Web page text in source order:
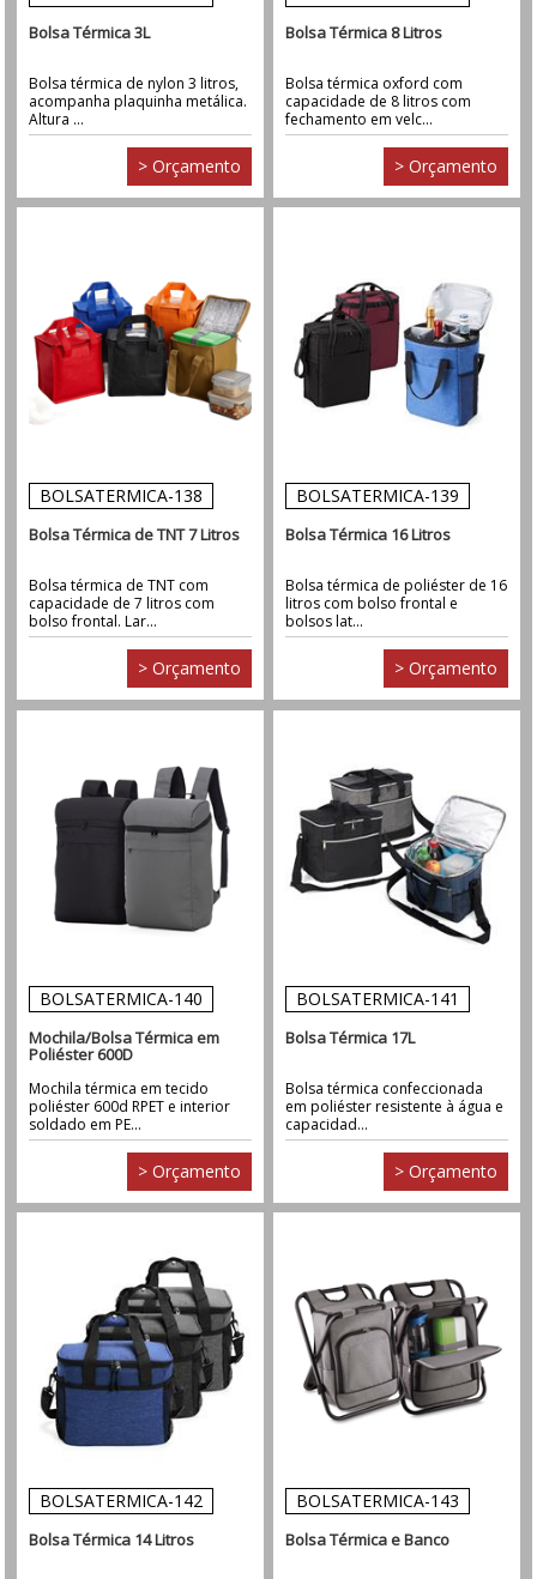
Bolsa Térmica 3L
Bolsa térmica de nylon 3 litros,
acompanha plaquinha metálica.
Altura ...
> Orçamento
Bolsa Térmica 8 Litros
Bolsa térmica oxford com
capacidade de 8 litros com
fechamento em velc...
> Orçamento
BOLSATERMICA-138
Bolsa Térmica de TNT 7 Litros
Bolsa térmica de TNT com
capacidade de 7 litros com
bolso frontal. Lar...
> Orçamento
BOLSATERMICA-139
Bolsa Térmica 16 Litros
Bolsa térmica de poliéster de 16
litros com bolso frontal e
bolsos lat...
> Orçamento
BOLSATERMICA-140
Mochila/Bolsa Térmica em
Poliéster 600D
Mochila térmica em tecido
poliéster 600d RPET e interior
soldado em PE...
> Orçamento
BOLSATERMICA-141
Bolsa Térmica 17L
Bolsa térmica confeccionada
em poliéster resistente à água e
capacidad...
> Orçamento
BOLSATERMICA-142
Bolsa Térmica 14 Litros
BOLSATERMICA-143
Bolsa Térmica e Banco